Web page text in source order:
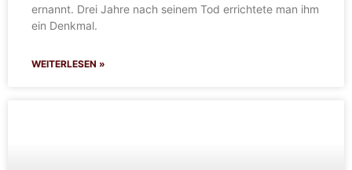
ernannt. Drei Jahre nach seinem Tod errichtete man ihm
ein Denkmal.
WEITERLESEN »